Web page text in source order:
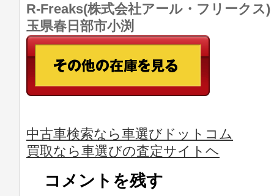
R-Freaks(株式会社アール・フリーク
玉県春日部市小渕
中古車検索なら車選びドットコム
買取なら車選びの査定サイトヘ
コメントを残す